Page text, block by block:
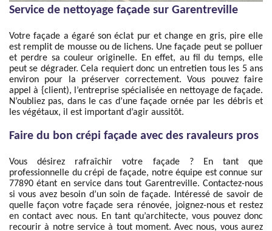
Service de nettoyage façade sur Garentreville
Votre façade a égaré son éclat pur et change en gris, pire elle
est remplit de mousse ou de lichens. Une façade peut se polluer
et perdre sa couleur originelle. En effet, au fil du temps, elle
peut se dégrader. Cela requiert donc un entretien tous les 5 ans
environ pour la préserver correctement. Vous pouvez faire
appel à {client), l’entreprise spécialisée en nettoyage de façade.
N’oubliez pas, dans le cas d’une façade ornée par les débris et
les végétaux, il est important d’agir aussitôt.
Faire du bon crépi façade avec des ravaleurs pros
Vous désirez rafraîchir votre façade ? En tant que
professionnelle du crépi de façade, notre équipe est connue sur
77890 étant en service dans tout Garentreville. Contactez-nous
si vous avez besoin d’un soin de façade. Intéressé de savoir de
quelle façon votre façade sera rénovée, joignez-nous et restez
en contact avec nous. En tant qu’architecte, vous pouvez donc
recourir à notre service à tout moment. Avec nous, vous aurez